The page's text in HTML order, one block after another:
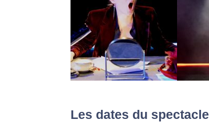
Les dates du spectacle